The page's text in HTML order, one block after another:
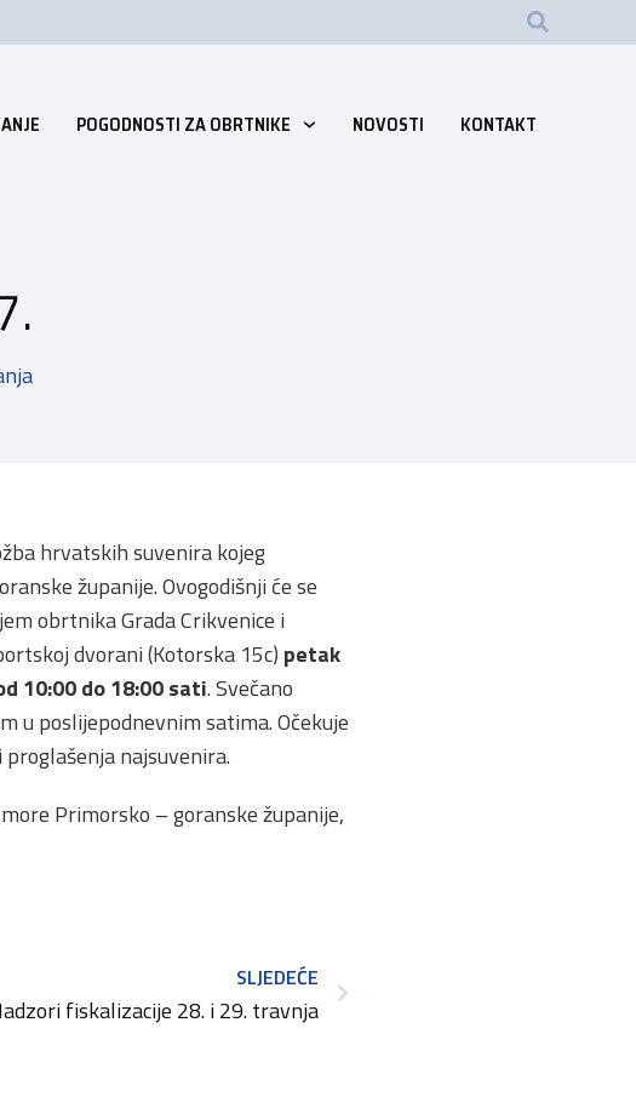
POGODNOSTI ZA OBRTNIKE NOVOSTI KONTAKT
hrvatskih suvenira kojeg
županije. Ovogodišnji će se
obrtnika Grada Crikvenice i
dvorani (Kotorska 15c) petak
10:00 do 18:00 sati. Svečano
u poslijepodnevnim satima. Očekuje
najsuvenira.
Primorsko – goranske županije,
SLJEDEĆE
fiskalizacije 28. i 29. travnja